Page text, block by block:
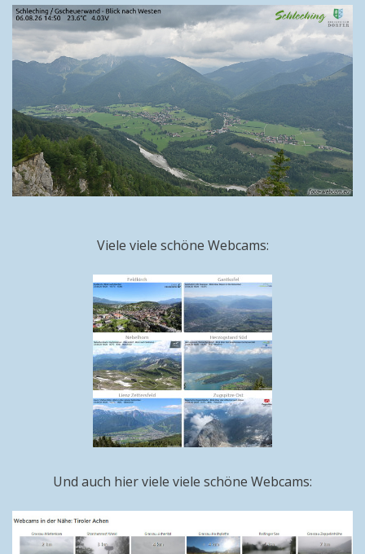
Viele viele schöne Webcams:
Und auch hier viele viele schöne Webcams: